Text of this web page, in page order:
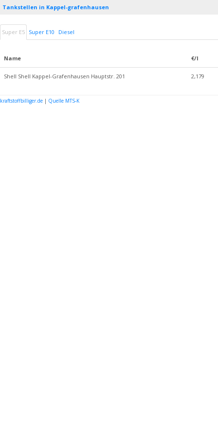
Tankstellen in Kappel-grafenhausen
Super E5 Super E10 Diesel
Name €/l
Shell Shell Kappel-Grafenhausen Hauptstr. 201 2,179
kraftstoffbilliger.de | Quelle MTS-K